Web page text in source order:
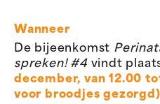
Wanneer
De bijeenkomst
spreken! #4 vindt
december, van 12.00
voor broodjes gezorgd)